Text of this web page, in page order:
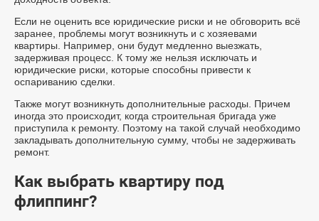
Если не оценить все юридические риски и не обговорить всё
заранее, проблемы могут возникнуть и с хозяевами
квартиры. Например, они будут медленно выезжать,
задерживая процесс. К тому же нельзя исключать и
юридические риски, которые способны привести к
оспариванию сделки.
Также могут возникнуть дополнительные расходы. Причем
иногда это происходит, когда строительная бригада уже
приступила к ремонту. Поэтому на такой случай необходимо
закладывать дополнительную сумму, чтобы не задерживать
ремонт.
Как выбрать квартиру под
флиппинг?